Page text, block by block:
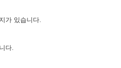
가 있습니다.
다.